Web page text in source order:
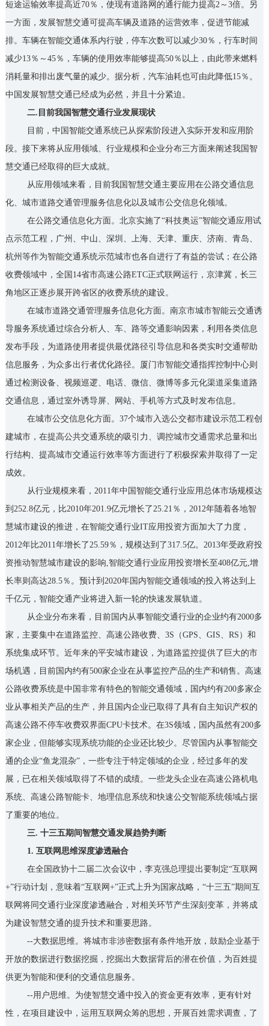
短途运输效率提高近70％，使现有道路网的通行能力提高2～3倍。另
一方面，发展智慧交通可提高车辆及道路的运营效率，促进节能减
排。车辆在智能交通体系内行驶，停车次数可以减少30％，行车时间
减少13％～45％，车辆的使用效率能够提高50％以上，由此带来燃料
消耗量和排出废气量的减少。据分析，汽车油耗也可由此降低15％。
中国发展智慧交通已经成为必然，并且十分紧迫。
二.目前我国智慧交通行业发展现状
目前，中国智能交通系统已从探索阶段进入实际开发和应用阶
段。接下来将从应用领域、行业规模和企业分布三方面来阐述我国智
慧交通已经取得的巨大成就。
从应用领域来看，目前我国智慧交通主要应用在公路交通信息
化、城市道路交通管理服务信息化以及城市公交信息化领域。
在公路交通信息化方面。北京实施了“科技奥运”智能交通应用试
点示范工程，广州、中山、深圳、上海、天津、重庆、济南、青岛、
杭州等作为智能交通系统示范城市也各自进行了有益的尝试；在公路
收费领域中，全国14省市高速公路ETC正式联网运行，京津冀，长三
角地区正逐步展开跨省区的收费系统的建设。
在城市道路交通管理服务信息化方面。南京市城市智能云交通诱
导服务系统通过综合分析人、车、路等交通影响因素，利用各类信息
发布手段，为道路使用者提供最优路径引导信息和各类实时交通帮助
信息服务，为众多出行者优化路径。厦门市智能交通指挥控制中心则
通过检测设备、视频巡逻、电话、微信、微博等多元化渠道采集道路
交通信息，通过室外诱导屏、网站、手机等方式及时发布信息。
在城市公交信息化方面。37个城市入选公交都市建设示范工程创
建城市，在提高公共交通系统的吸引力、调控城市交通需求总量和出
行结构、提高城市交通运行效率等方面进行了积极探索并取得了一定
成效。
从行业规模来看，2011年中国智能交通行业应用总体市场规模达
到252.8亿元，比2010年201.9亿元增长了25.21％，2012年随着各地智
慧城市建设的推进，在智能交通行业IT应用投资方面加大了力度，
2012年比2011年增长了25.59％，规模达到了317.5亿。2013年受政府投
资推动智慧城市建设的影响,智能交通行业应用投资增长至408亿元,增
长率则高达28.5％。预计到2020年国内智能交通领域的投入将达到上
千亿元，智能交通产业将进入新一轮的快速发展轨道。
从企业分布来看，目前国内从事智能交通行业的企业约有2000多
家，主要集中在道路监控、高速公路收费、3S（GPS、GIS、RS）和
系统集成环节。近年来的平安城市建设，为道路监控提供了巨大的市
场机遇，目前国内约有500家企业在从事监控产品的生产和销售。高速
公路收费系统是中国非常有特色的智能交通领域，国内约有200多家企
业从事相关产品的生产，并且国内企业已取得了具有自主知识产权的
高速公路不停车收费双界面CPU卡技术。在3S领域，国内虽然有200多
家企业，但能够实现系统功能的企业还比较少。尽管国内从事智能交
通的企业“鱼龙混杂”，一些专注于特定领域的企业，经过多年的发
展，已在相关领域取得了不错的成绩。一些龙头企业在高速公路机电
系统、高速公路智能卡、地理信息系统和快速公交智能系统领域占据
了重要的地位。
三. 十三五期间智慧交通发展趋势判断
1. 互联网思维深度渗透融合
在全国政协十二届二次会议中，李克强总理提出要制定“互联网
+”行动计划，意味着“互联网+”正式上升为国家战略，“十三五”期间互
联网将同交通行业深度渗透融合，对相关环节产生深刻变革，并将成
为建设智慧交通的提升技术和重要思路。
--大数据思维。将城市非涉密数据有条件地开放，鼓励企业基于
开放的数据进行数据挖掘，挖掘出大数据背后的潜在价值，为百姓提
供更为智能和便利的交通信息服务。
--用户思维。为使智慧交通中投入的资金更有效率，更有针对
性，在项目建设中，运用互联网众筹的思想，开展百姓需求调查，了